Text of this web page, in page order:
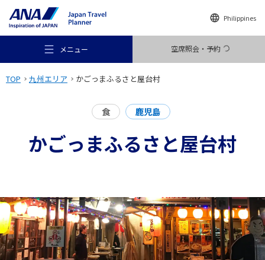
Philippines
メニュー 空席照会・予約
おすすめの旅
行き先
TOP 九州エリア かごっまふるさと屋台村
食 鹿児島
かごっまふるさと屋台村